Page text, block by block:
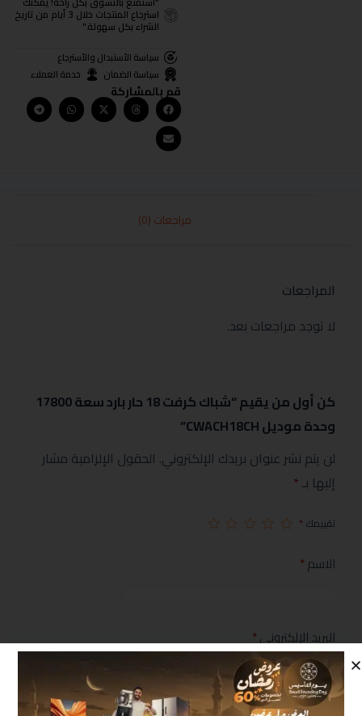
استرجاع المنتجات خلال 3 أيام من تاريخ
الشراء بكل سهولة."
سياسة الأستبدال والأسترجاع
سياسة الضمان
خدمة العملاء
قم بالمشاركة
مراجعات (0)
المراجعات
لا توجد مراجعات بعد.
كن أول من يقيم “شباك كرفت 18 حار بارد سعة 17800
وحدة موديل CWACH18CH”
لن يتم نشر عنوان بريدك الإلكتروني. الحقول الإلزامية مشار
إليها بـ*
تقييمك *
الاسم*
البريد الإلكتروني*
مراجعتك*